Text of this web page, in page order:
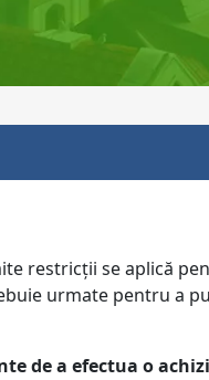
restricții se aplică
urmate pentru a
de a efectua o